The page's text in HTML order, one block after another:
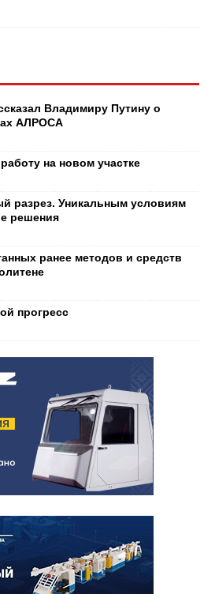
Владимиру Путину о
АЛРОСА
на новом участке
разрез. Уникальным условиям
решения
ранее методов и средств
прогресс